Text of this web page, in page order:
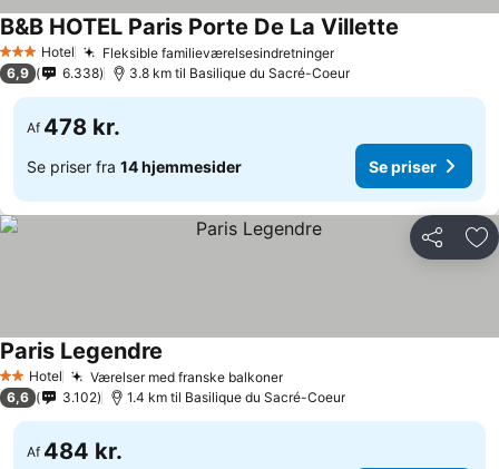
3 StjernerHotel Fleksible familieværelsesindretninger
B&B HOTEL Paris Porte De La Villette
6,9 6.338 3.8 km til Basilique du Sacré-Coeur
Af 478 kr.
Se priser fra 14 hjemmesider Se priser
Del
2 Stjerner
Hotel Værelser med franske balkoner
Paris Legendre
6,6 3.102 1.4 km til Basilique du Sacré-Coeur
Af 484 kr.